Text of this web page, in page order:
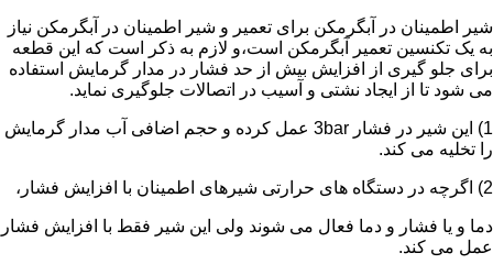
شیر اطمینان در آبگرمکن برای تعمیر و شیر اطمینان در آبگرمکن نیاز
به یک تکنسین تعمیر آبگرمکن است،و لازم به ذکر است که این قطعه
برای جلو گیری از افزایش بیش از حد فشار در مدار گرمایش استفاده
می شود تا از ایجاد نشتی و آسیب در اتصالات جلوگیری نماید.
1) این شیر در فشار 3bar عمل کرده و حجم اضافی آب مدار گرمایش
را تخلیه می کند.
2) اگرچه در دستگاه های حرارتی شیرهای اطمینان با افزایش فشار،
دما و یا فشار و دما فعال می شوند ولی این شیر فقط با افزایش فشار
عمل می کند.